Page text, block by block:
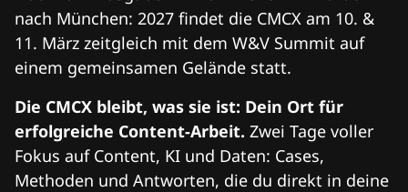
nach München: 2027 findet die CMCX am 10. &
11. März zeitgleich mit dem W&V Summit auf
einem gemeinsamen Gelände statt.
Die CMCX bleibt, was sie ist: Dein Ort für
erfolgreiche Content-Arbeit. Zwei Tage voller
Fokus auf Content, KI und Daten: Cases,
Methoden und Antworten, die du direkt in deine